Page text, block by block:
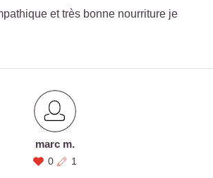
et très bonne nourriture je
marc m.
0 1